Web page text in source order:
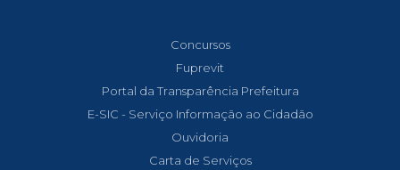
Concursos
Fuprevit
Portal da Transparência Prefeitura
E-SIC - Serviço Informação ao Cidadão
Ouvidoria
Carta de Serviços